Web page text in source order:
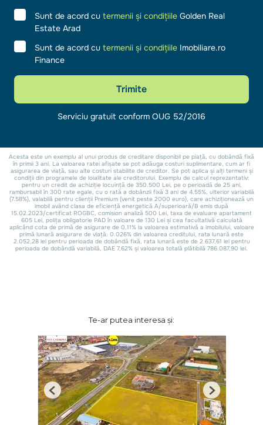
Te-ar putea interesa și:
Previous Next